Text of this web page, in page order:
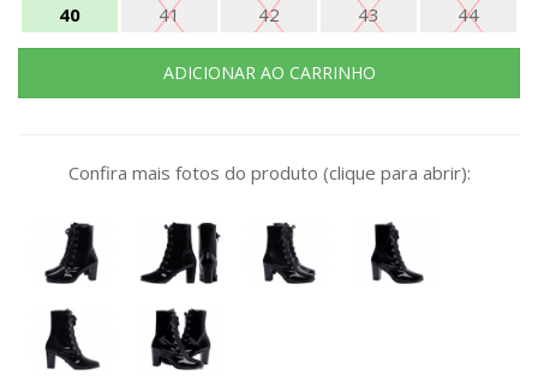
40 41 42 43 44
Confira mais fotos do produto (clique para abrir):